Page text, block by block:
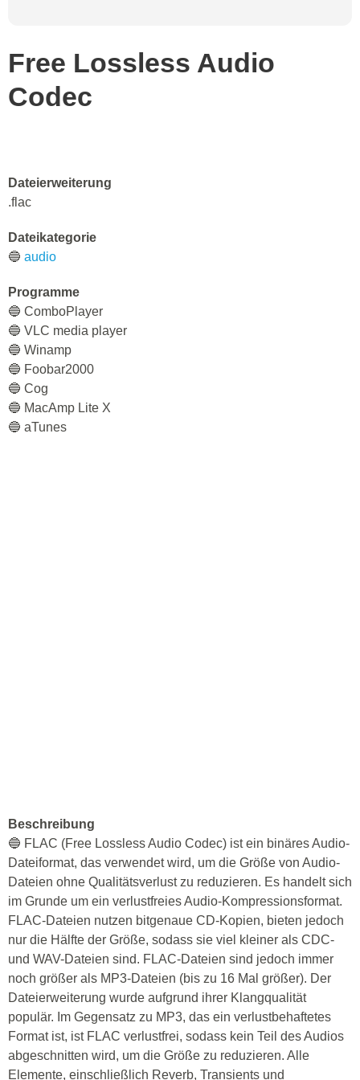
Free Lossless Audio
Codec
Dateierweiterung
.flac
Dateikategorie
🔵 audio
Programme
🔵 СomboPlayer
🔵 VLC media player
🔵 Winamp
🔵 Foobar2000
🔵 Cog
🔵 MacAmp Lite X
🔵 aTunes
Beschreibung
🔵 FLAC (Free Lossless Audio Codec) ist ein binäres Audio-
Dateiformat, das verwendet wird, um die Größe von Audio-
Dateien ohne Qualitätsverlust zu reduzieren. Es handelt sich
im Grunde um ein verlustfreies Audio-Kompressionsformat.
FLAC-Dateien nutzen bitgenaue CD-Kopien, bieten jedoch
nur die Hälfte der Größe, sodass sie viel kleiner als CDC-
und WAV-Dateien sind. FLAC-Dateien sind jedoch immer
noch größer als MP3-Dateien (bis zu 16 Mal größer). Der
Dateierweiterung wurde aufgrund ihrer Klangqualität
populär. Im Gegensatz zu MP3, das ein verlustbehaftetes
Format ist, ist FLAC verlustfrei, sodass kein Teil des Audios
abgeschnitten wird, um die Größe zu reduzieren. Alle
Elemente, einschließlich Reverb, Transients und